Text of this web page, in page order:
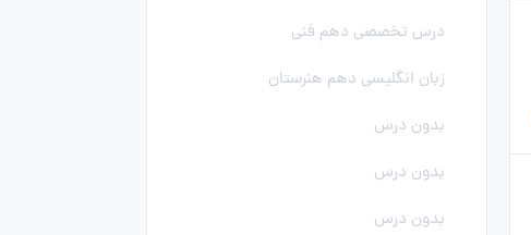
درس تخصصی دهم فنی
زبان انگلیسی دهم هنرستان
بدون درس
بدون درس
بدون درس